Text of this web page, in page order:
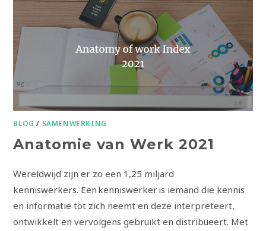
BLOG / SAMENWERKING
Anatomie van Werk 2021
Wereldwijd zijn er zo een 1,25 miljard
kenniswerkers. Een kenniswerker is iemand die kennis
en informatie tot zich neemt en deze interpreteert,
ontwikkelt en vervolgens gebruikt en distribueert. Met